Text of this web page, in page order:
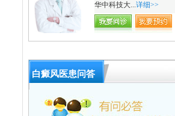
华中科技大...详细>>
白癜风医患问答